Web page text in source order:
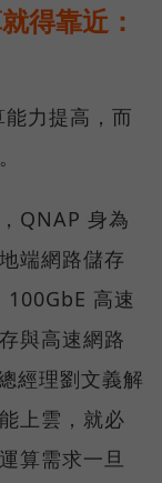
得靠近：
力提高，而
QNAP 身為
端網路儲存
高速
與高速網路
經理劉文義解
上雲，就必
算需求一旦